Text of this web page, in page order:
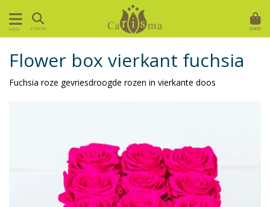
MENU ZOEKEN MAND
Flower box vierkant fuchsia
Fuchsia roze gevriesdroogde rozen in vierkante doos